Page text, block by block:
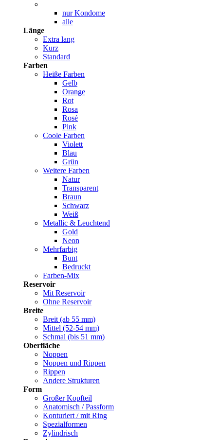
nur Kondome
alle
Länge
Extra lang
Kurz
Standard
Farben
Heiße Farben
Gelb
Orange
Rot
Rosa
Rosé
Pink
Coole Farben
Violett
Blau
Grün
Weitere Farben
Natur
Transparent
Braun
Schwarz
Weiß
Metallic & Leuchtend
Gold
Neon
Mehrfarbig
Bunt
Bedruckt
Farben-Mix
Reservoir
Mit Reservoir
Ohne Reservoir
Breite
Breit (ab 55 mm)
Mittel (52-54 mm)
Schmal (bis 51 mm)
Oberfläche
Noppen
Noppen und Rippen
Rippen
Andere Strukturen
Form
Großer Kopfteil
Anatomisch / Passform
Konturiert / mit Ring
Spezialformen
Zylindrisch